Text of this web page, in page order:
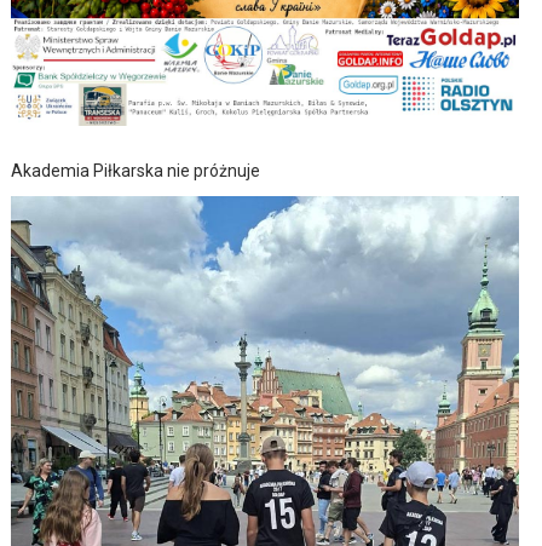
Akademia Piłkarska nie próżnuje